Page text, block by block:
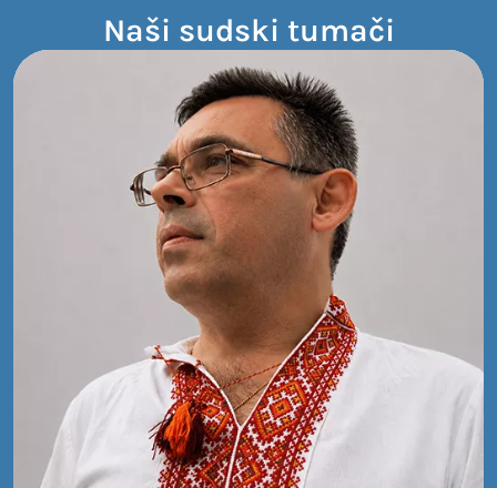
Naši sudski tumači